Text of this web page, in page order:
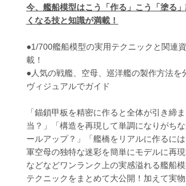
今、艦船模型はこう「作る」こう「塗る
くなる技と知識が満載！
●1/700艦船模型の実用テクニックと関連
載！
●人気の戦艦、空母、巡洋艦の製作方法を
ヴィジュアルでガイド
「錨鎖甲板を精密に作ると全体が引き締
当？」「構造を再現して単調になりがち
ールアップ？」「艦橋をリアルに作るに
軍空母の独特な迷彩を簡単にモデルに再
などなどワンランク上の実感溢れる艦船
テクニックをまとめて大公開！加えて実